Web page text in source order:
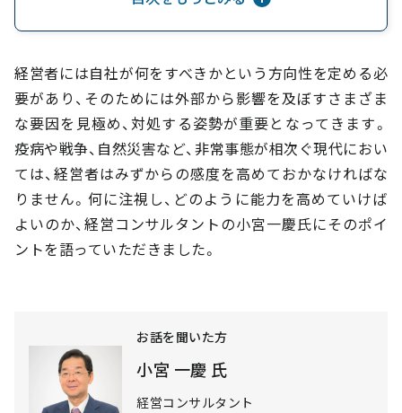
経営者には自社が何をすべきかという方向性を定める必
要があり、そのためには外部から影響を及ぼすさまざま
な要因を見極め、対処する姿勢が重要となってきます。
疫病や戦争、自然災害など、非常事態が相次ぐ現代におい
ては、経営者はみずからの感度を高めておかなければな
りません。何に注視し、どのように能力を高めていけば
よいのか、経営コンサルタントの小宮一慶氏にそのポイ
ントを語っていただきました。
お話を聞いた方
小宮 一慶 氏
経営コンサルタント